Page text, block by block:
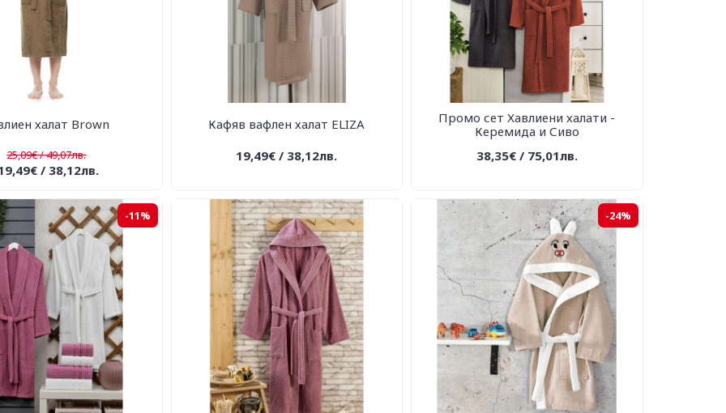
халат Brown
25,09€ / 49,07лв.
/ 38,12лв.
Кафяв вафлен халат ELIZA
19,49€ / 38,12лв.
Промо сет Хавлиени халати -
Керемида и Сиво
38,35€ / 75,01лв.
-11% -24%